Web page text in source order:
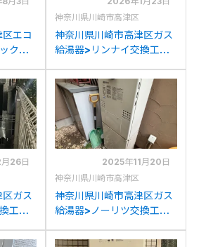
エコ
ク交
ナソ
への
神奈川県川崎市高津区
神奈川県川崎市高津区ガス
給湯器>リンナイ交換工事
S1606SAWからリンナイ
RUF-SA1615SAW(A)への
交換
26日
ガス
工事
リツ
2025年11月20日
神奈川県川崎市高津区
神奈川県川崎市高津区ガス
給湯器>ノーリツ交換工事
2417SAWX3Hからノーリ